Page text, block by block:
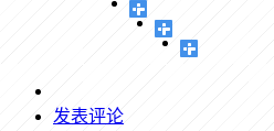
发表评论